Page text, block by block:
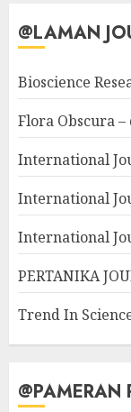
@LAMAN
Bioscience
Flora Obscura
International
International
International
PERTANIKA
Trend In